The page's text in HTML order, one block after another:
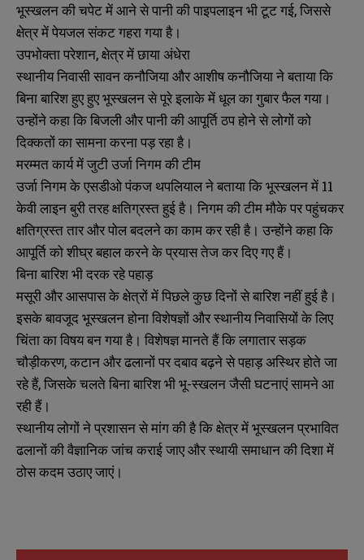
भूस्खलन की चपेट में आने से पानी की पाइपलाइन भी टूट गई, जिससे
क्षेत्र में पेयजल संकट गहरा गया है।
उपभोक्ता परेशान, क्षेत्र में छाया अंधेरा
स्थानीय निवासी सावन कनौजिया और आशीष कनौजिया ने बताया कि
बिना बारिश हुए हुए भूस्खलन से पूरे इलाके में धूल का गुबार फैल गया।
उन्होंने कहा कि बिजली और पानी की आपूर्ति ठप होने से लोगों को
दिक्कतों का सामना करना पड़ रहा है।
मरम्मत कार्य में जुटी उर्जा निगम की टीम
उर्जा निगम के एसडीओ पंकज थपलियाल ने बताया कि भूस्खलन में 11
केवी लाइन बुरी तरह क्षतिग्रस्त हुई है। निगम की टीम मौके पर पहुंचकर
क्षतिग्रस्त तार और पोल बदलने का काम कर रही है। उन्होंने कहा कि
आपूर्ति को शीघ्र बहाल करने के प्रयास तेज कर दिए गए हैं।
बिना बारिश भी दरक रहे पहाड़
मसूरी और आसपास के क्षेत्रों में पिछले कुछ दिनों से बारिश नहीं हुई है।
इसके बावजूद भूस्खलन होना विशेषज्ञों और स्थानीय निवासियों के लिए
चिंता का विषय बन गया है। विशेषज्ञ मानते हैं कि लगातार सड़क
चौड़ीकरण, कटान और ढलानों पर दबाव बढ़ने से पहाड़ अस्थिर होते जा
रहे हैं, जिसके चलते बिना बारिश भी भू-स्खलन जैसी घटनाएं सामने आ
रही हैं।
स्थानीय लोगों ने प्रशासन से मांग की है कि क्षेत्र में भूस्खलन प्रभावित
ढलानों की वैज्ञानिक जांच कराई जाए और स्थायी समाधान की दिशा में
ठोस कदम उठाए जाएं।